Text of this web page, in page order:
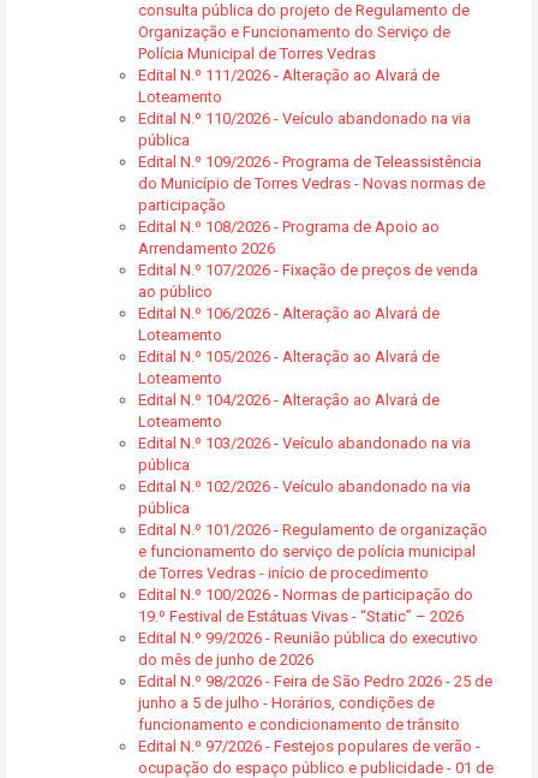
consulta pública do projeto de Regulamento de
Organização e Funcionamento do Serviço de
Polícia Municipal de Torres Vedras
Edital N.º 111/2026 - Alteração ao Alvará de
Loteamento
Edital N.º 110/2026 - Veículo abandonado na via
pública
Edital N.º 109/2026 - Programa de Teleassistência
do Município de Torres Vedras - Novas normas de
participação
Edital N.º 108/2026 - Programa de Apoio ao
Arrendamento 2026
Edital N.º 107/2026 - Fixação de preços de venda
ao público
Edital N.º 106/2026 - Alteração ao Alvará de
Loteamento
Edital N.º 105/2026 - Alteração ao Alvará de
Loteamento
Edital N.º 104/2026 - Alteração ao Alvará de
Loteamento
Edital N.º 103/2026 - Veículo abandonado na via
pública
Edital N.º 102/2026 - Veículo abandonado na via
pública
Edital N.º 101/2026 - Regulamento de organização
e funcionamento do serviço de polícia municipal
de Torres Vedras - início de procedimento
Edital N.º 100/2026 - Normas de participação do
19.º Festival de Estátuas Vivas - “Static” – 2026
Edital N.º 99/2026 - Reunião pública do executivo
do mês de junho de 2026
Edital N.º 98/2026 - Feira de São Pedro 2026 - 25 de
junho a 5 de julho - Horários, condições de
funcionamento e condicionamento de trânsito
Edital N.º 97/2026 - Festejos populares de verão -
ocupação do espaço público e publicidade - 01 de